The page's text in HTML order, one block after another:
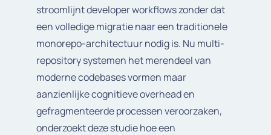
stroomlijnt developer workflows zonder dat
een volledige migratie naar een traditionele
monorepo-architectuur nodig is. Nu multi-
repository systemen het merendeel van
moderne codebases vormen maar
aanzienlijke cognitieve overhead en
gefragmenteerde processen veroorzaken,
onderzoekt deze studie hoe een